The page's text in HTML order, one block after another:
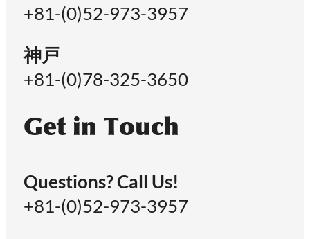
+81-(0)52-973-3957
神戸
+81-(0)78-325-3650
Get in Touch
Questions? Call Us!
+81-(0)52-973-3957